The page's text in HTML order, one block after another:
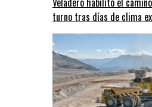
turno tras días de clima